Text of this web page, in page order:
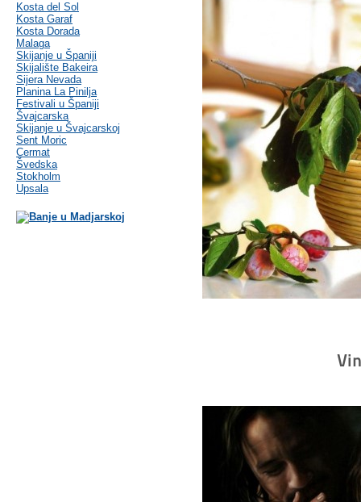
Kosta del Sol
Kosta Garaf
Kosta Dorada
Malaga
Skijanje u Španiji
Skijalište Bakeira
Sijera Nevada
Planina La Pinilja
Festivali u Španiji
Švajcarska
Skijanje u Švajcarskoj
Sent Moric
Cermat
Švedska
Stokholm
Upsala